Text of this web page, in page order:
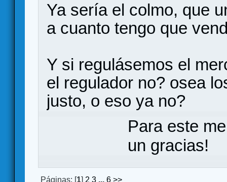
Ya sería el colmo, que
a cuanto tengo que
Y si regulásemos el
el regulador no? osea
justo, o eso ya no?
Para este
un gracias!
Páginas: [1] 2 3 ... 6 >>